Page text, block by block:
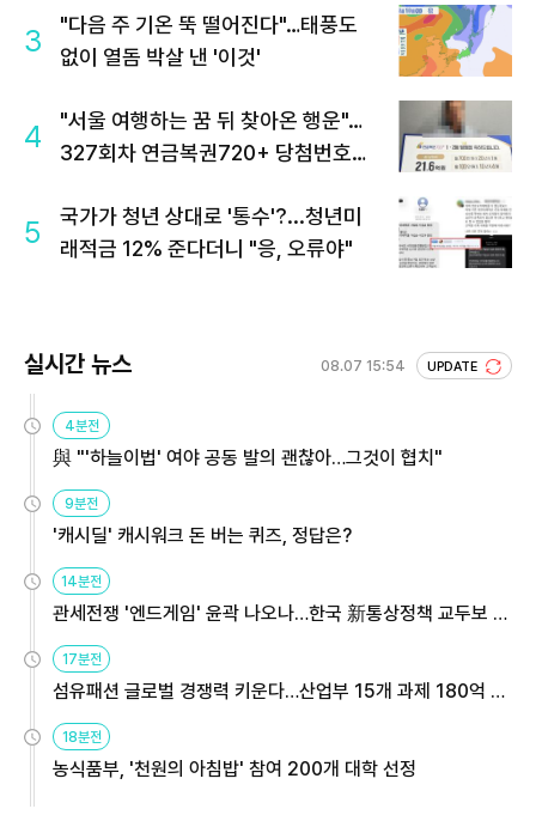
3
"다음 주 기온 뚝 떨어진다"…태풍도
없이 열돔 박살 낸 '이것'
4
"서울 여행하는 꿈 뒤 찾아온 행운"…
327회차 연금복권720+ 당첨번호조
5
국가가 청년 상대로 '통수'?...청년미
래적금 12% 준다더니 "응, 오류야"
실시간 뉴스 08.07 15:54 UPDATE
4분전
與 "'하늘이법' 여야 공동 발의 괜찮아…그것이 협치"
9분전
'캐시딜' 캐시워크 돈 버는 퀴즈, 정답은?
14분전
관세전쟁 '엔드게임' 윤곽 나오나…한국 新통상정책 교두보 활
용해야
17분전
섬유패션 글로벌 경쟁력 키운다…산업부 15개 과제 180억 지
원
18분전
농식품부, '천원의 아침밥' 참여 200개 대학 선정